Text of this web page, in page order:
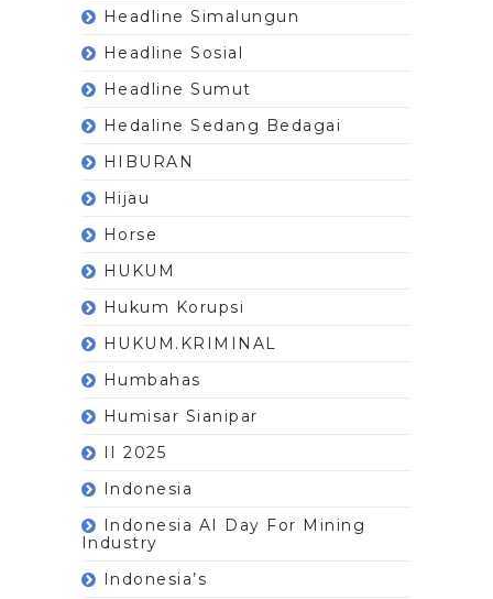
Headline Simalungun
Headline Sosial
Headline Sumut
Hedaline Sedang Bedagai
HIBURAN
Hijau
Horse
HUKUM
Hukum Korupsi
HUKUM.KRIMINAL
Humbahas
Humisar Sianipar
II 2025
Indonesia
Indonesia AI Day For Mining
Industry
Indonesia’s